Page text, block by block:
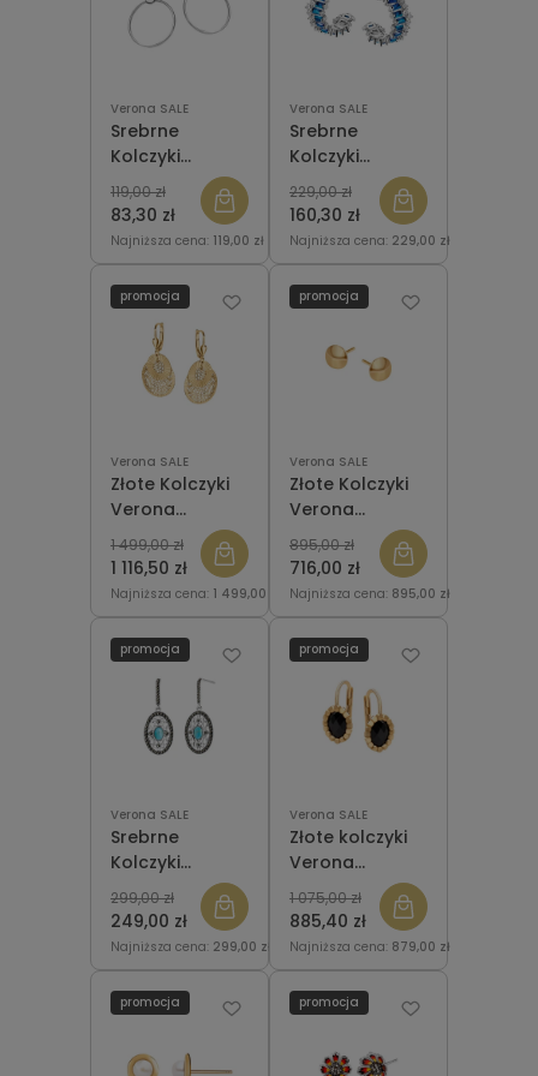
Verona SALE
Srebrne
Kolczyki
Korona Verona
K051008 Koła
83,30 zł
119,00 zł
Najniższa cena: 119,00 zł
Verona SALE
Srebrne
Kolczyki
Verona
KN52242 z
cyrkoniami
160,30 zł
229,00 zł
Najniższa cena: 229,00 zł
Verona SALE
Złote Kolczyki
Verona
GA19626 Koła
1 116,50 zł
1 499,00 zł
Najniższa cena: 1 499,00 zł
promocja
Verona SALE
Złote Kolczyki
Verona
FA19677
716,00 zł
895,00 zł
Najniższa cena: 895,00 zł
promocja
Verona SALE
Srebrne
Kolczyki
Verona
KH53055 z
turkusem i
markazytami
249,00 zł
299,00 zł
Najniższa cena: 299,00 zł
promocja
Verona SALE
Złote kolczyki
Verona
GC18803 z
Cyrkoniami
885,40 zł
1 075,00 zł
Najniższa cena: 879,00 zł
promocja
promocja promocja